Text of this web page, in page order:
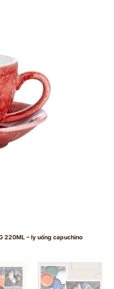
220ML – ly uống capuchino